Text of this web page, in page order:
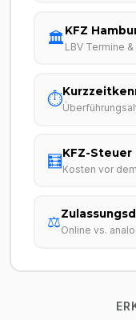
🏛️KFZ
LBV Termine
⏱️
🧮KFZ-
Kosten vor
⚖️Online vs.